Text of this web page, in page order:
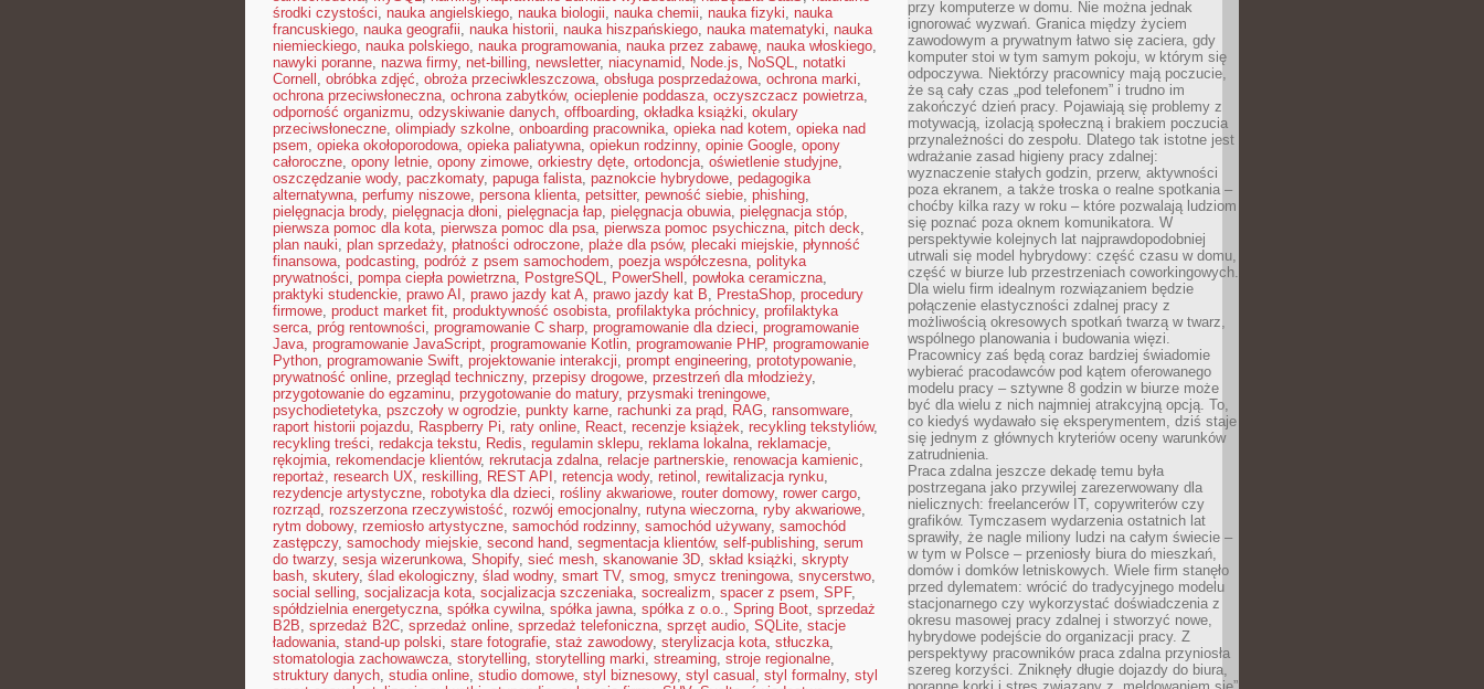
środki czystości, nauka angielskiego, nauka biologii, nauka chemii, nauka fizyki, nauka
francuskiego, nauka geografii, nauka historii, nauka hiszpańskiego, nauka matematyki, nauka
niemieckiego, nauka polskiego, nauka programowania, nauka przez zabawę, nauka włoskiego,
nawyki poranne, nazwa firmy, net-billing, newsletter, niacynamid, Node.js, NoSQL, notatki
Cornell , obróbka zdjęć, obroża przeciwkleszczowa, obsługa posprzedażowa, ochrona marki,
ochrona przeciwsłoneczna, ochrona zabytków, ocieplenie poddasza, oczyszczacz powietrza,
odporność organizmu, odzyskiwanie danych, offboarding, okładka książki, okulary
przeciwsłoneczne, olimpiady szkolne, onboarding pracownika, opieka nad kotem, opieka nad
psem, opieka okołoporodowa, opieka paliatywna, opiekun rodzinny, opinie Google, opony
całoroczne, opony letnie, opony zimowe, orkiestry dęte, ortodoncja, oświetlenie studyjne,
oszczędzanie wody, paczkomaty, papuga falista, paznokcie hybrydowe, pedagogika
alternatywna, perfumy niszowe, persona klienta, petsitter, pewność siebie, phishing,
pielęgnacja brody, pielęgnacja dłoni, pielęgnacja łap, pielęgnacja obuwia, pielęgnacja stóp,
pierwsza pomoc dla kota, pierwsza pomoc dla psa, pierwsza pomoc psychiczna, pitch deck,
plan nauki, plan sprzedaży, płatności odroczone, plaże dla psów, plecaki miejskie, płynność
finansowa, podcasting, podróż z psem samochodem, poezja współczesna, polityka
prywatności, pompa ciepła powietrzna, PostgreSQL, PowerShell , powłoka ceramiczna,
praktyki studenckie, prawo AI , prawo jazdy kat A, prawo jazdy kat B, PrestaShop, procedury
firmowe, product market fit, produktywność osobista, profilaktyka próchnicy, profilaktyka
serca, próg rentowności, programowanie C sharp, programowanie dla dzieci, programowanie
Java, programowanie JavaScript, programowanie Kotlin, programowanie PHP, programowanie
Python, programowanie Swift, projektowanie interakcji, prompt engineering, prototypowanie,
prywatność online, przegląd techniczny, przepisy drogowe, przestrzeń dla młodzieży,
przygotowanie do egzaminu, przygotowanie do matury, przysmaki treningowe,
psychodietetyka, pszczoły w ogrodzie, punkty karne, rachunki za prąd, RAG, ransomware,
raport historii pojazdu, Raspberry Pi, raty online, React, recenzje książek, recykling tekstyliów,
recykling treści, redakcja tekstu, Redis, regulamin sklepu, reklama lokalna, reklamacje,
rękojmia, rekomendacje klientów, rekrutacja zdalna, relacje partnerskie, renowacja kamienic,
reportaż, research UX, reskilling, REST API , retencja wody, retinol , rewitalizacja rynku,
rezydencje artystyczne, robotyka dla dzieci, rośliny akwariowe, router domowy, rower cargo,
rozrząd, rozszerzona rzeczywistość, rozwój emocjonalny, rutyna wieczorna, ryby akwariowe,
rytm dobowy, rzemiosło artystyczne, samochód rodzinny, samochód używany, samochód
zastępczy, samochody miejskie, second hand, segmentacja klientów, self-publishing, serum
do twarzy, sesja wizerunkowa, Shopify, sieć mesh, skanowanie 3D, skład książki, skrypty
bash, skutery, ślad ekologiczny, ślad wodny, smart TV, smog, smycz treningowa, snycerstwo,
social selling, socjalizacja kota, socjalizacja szczeniaka, socrealizm, spacer z psem, SPF,
spółdzielnia energetyczna, spółka cywilna, spółka jawna, spółka z o.o., Spring Boot, sprzedaż
B2B, sprzedaż B2C, sprzedaż online, sprzedaż telefoniczna, sprzęt audio, SQLite, stacje
ładowania, stand-up polski, stare fotografie, staż zawodowy, sterylizacja kota, stłuczka,
stomatologia zachowawcza, storytelling, storytelling marki, streaming, stroje regionalne,
struktury danych, studia online, studio domowe, styl biznesowy, styl casual , styl formalny, styl
przy komputerze w domu. Nie można jednak
ignorować wyzwań. Granica między życiem
zawodowym a prywatnym łatwo się zaciera, gdy
komputer stoi w tym samym pokoju, w którym się
odpoczywa. Niektórzy pracownicy mają poczucie,
że są cały czas „pod telefonem” i trudno im
zakończyć dzień pracy. Pojawiają się problemy z
motywacją, izolacją społeczną i brakiem poczucia
przynależności do zespołu. Dlatego tak istotne jest
wdrażanie zasad higieny pracy zdalnej:
wyznaczenie stałych godzin, przerw, aktywności
poza ekranem, a także troska o realne spotkania –
choćby kilka razy w roku – które pozwalają ludziom
się poznać poza oknem komunikatora. W
perspektywie kolejnych lat najprawdopodobniej
utrwali się model hybrydowy: część czasu w domu,
część w biurze lub przestrzeniach coworkingowych.
Dla wielu firm idealnym rozwiązaniem będzie
połączenie elastyczności zdalnej pracy z
możliwością okresowych spotkań twarzą w twarz,
wspólnego planowania i budowania więzi.
Pracownicy zaś będą coraz bardziej świadomie
wybierać pracodawców pod kątem oferowanego
modelu pracy – sztywne 8 godzin w biurze może
być dla wielu z nich najmniej atrakcyjną opcją. To,
co kiedyś wydawało się eksperymentem, dziś staje
się jednym z głównych kryteriów oceny warunków
zatrudnienia.
Praca zdalna jeszcze dekadę temu była
postrzegana jako przywilej zarezerwowany dla
nielicznych: freelancerów IT, copywriterów czy
grafików. Tymczasem wydarzenia ostatnich lat
sprawiły, że nagle miliony ludzi na całym świecie –
w tym w Polsce – przeniosły biura do mieszkań,
domów i domków letniskowych. Wiele firm stanęło
przed dylematem: wrócić do tradycyjnego modelu
stacjonarnego czy wykorzystać doświadczenia z
okresu masowej pracy zdalnej i stworzyć nowe,
hybrydowe podejście do organizacji pracy. Z
perspektywy pracowników praca zdalna przyniosła
szereg korzyści. Zniknęły długie dojazdy do biura,